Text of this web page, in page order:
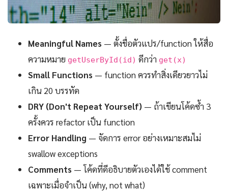
Meaningful Names — ตั้งชื่อตัวแปร/function ให้สื่อ
ความหมาย getUserById(id) ดีกว่า get(x)
Small Functions — function ควรทำสิ่งเดียวยาวไม่
เกิน 20 บรรทัด
DRY (Don't Repeat Yourself) — ถ้าเขียนโค้ดซ้ำ 3
ครั้งควร refactor เป็น function
Error Handling — จัดการ error อย่างเหมาะสมไม่
swallow exceptions
Comments — โค้ดที่ดีอธิบายตัวเองได้ใช้ comment
เฉพาะเมื่อจำเป็น (why, not what)